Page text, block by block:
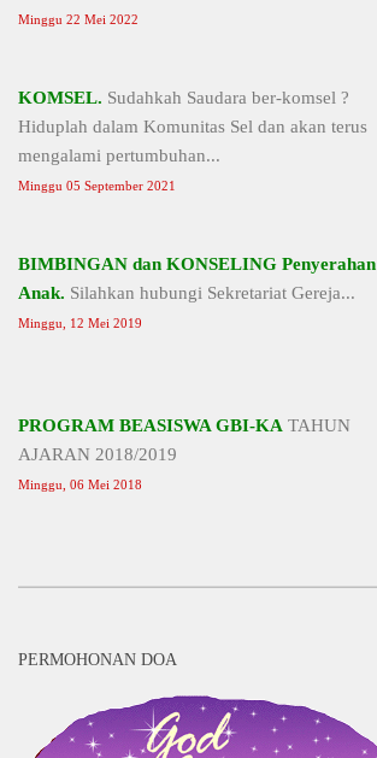
Minggu 22 Mei 2022
KOMSEL. Sudahkah Saudara ber-komsel ?
Hiduplah dalam Komunitas Sel dan akan terus
mengalami pertumbuhan...
Minggu 05 September 2021
BIMBINGAN dan KONSELING Penyerahan
Anak. Silahkan hubungi Sekretariat Gereja...
Minggu, 12 Mei 2019
PROGRAM BEASISWA GBI-KA TAHUN
AJARAN 2018/2019
Minggu, 06 Mei 2018
PERMOHONAN DOA